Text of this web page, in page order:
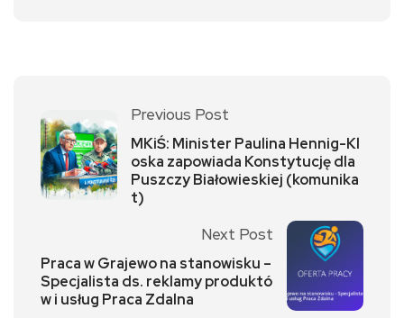
Previous Post
MKiŚ: Minister Paulina Hennig-Kl
oska zapowiada Konstytucję dla
Puszczy Białowieskiej (komunika
t)
Next Post
Praca w Grajewo na stanowisku –
Specjalista ds. reklamy produktó
w i usług Praca Zdalna